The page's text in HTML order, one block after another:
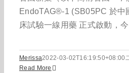
EndoTAG®-1 (SB05PC 於中
床試驗一線用藥 正式啟動，
Merissa2022-03-02T16:19:50+08:00
Read More